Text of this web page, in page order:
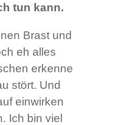
tun kann.
Brast und
eh alles
erkenne
stört. Und
einwirken
Ich bin viel